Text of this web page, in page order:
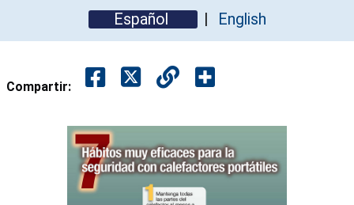
Español English
Compartir: